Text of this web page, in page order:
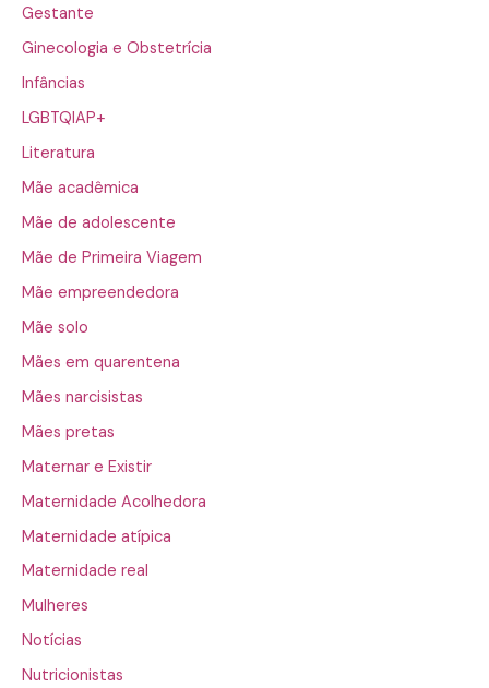
Gestante
Ginecologia e Obstetrícia
Infâncias
LGBTQIAP+
Literatura
Mãe acadêmica
Mãe de adolescente
Mãe de Primeira Viagem
Mãe empreendedora
Mãe solo
Mães em quarentena
Mães narcisistas
Mães pretas
Maternar e Existir
Maternidade Acolhedora
Maternidade atípica
Maternidade real
Mulheres
Notícias
Nutricionistas